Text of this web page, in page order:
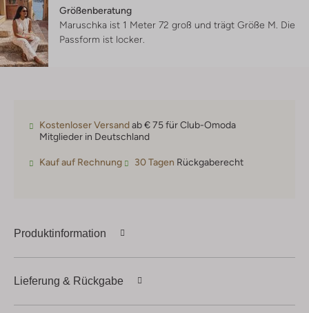
Größenberatung
Maruschka ist 1 Meter 72 groß und trägt Größe M. Die
Passform ist locker
Kostenloser Versandab € 75 für Club-Omoda
Mitglieder in Deutschland
Kauf auf Rechnung 30 Tagen Rückgaberecht
Produktinformation
Lieferung & Rückgabe